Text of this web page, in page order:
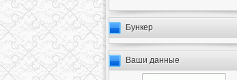
Бункер
Ваши данные